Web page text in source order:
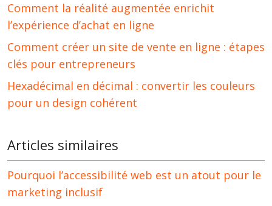
Comment la réalité augmentée enrichit
l’expérience d’achat en ligne
Comment créer un site de vente en ligne : étapes
clés pour entrepreneurs
Hexadécimal en décimal : convertir les couleurs
pour un design cohérent
Articles similaires
Pourquoi l’accessibilité web est un atout pour le
marketing inclusif